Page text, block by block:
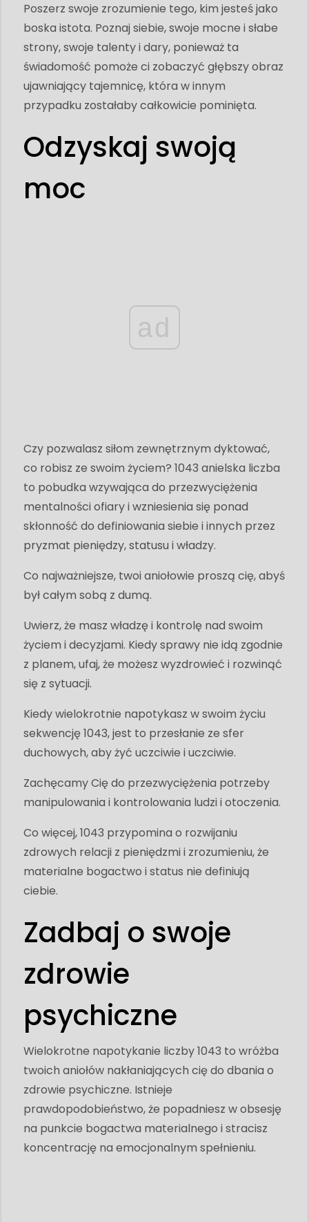
Poszerz swoje zrozumienie tego, kim jesteś jako
boska istota. Poznaj siebie, swoje mocne i słabe
strony, swoje talenty i dary, ponieważ ta
świadomość pomoże ci zobaczyć głębszy obraz
ujawniający tajemnicę, która w innym
przypadku zostałaby całkowicie pominięta.
Odzyskaj swoją
moc
ad
Czy pozwalasz siłom zewnętrznym dyktować,
co robisz ze swoim życiem? 1043 anielska liczba
to pobudka wzywająca do przezwyciężenia
mentalności ofiary i wzniesienia się ponad
skłonność do definiowania siebie i innych przez
pryzmat pieniędzy, statusu i władzy.
Co najważniejsze, twoi aniołowie proszą cię, abyś
był całym sobą z dumą.
Uwierz, że masz władzę i kontrolę nad swoim
życiem i decyzjami. Kiedy sprawy nie idą zgodnie
z planem, ufaj, że możesz wyzdrowieć i rozwinąć
się z sytuacji.
Kiedy wielokrotnie napotykasz w swoim życiu
sekwencję 1043, jest to przesłanie ze sfer
duchowych, aby żyć uczciwie i uczciwie.
Zachęcamy Cię do przezwyciężenia potrzeby
manipulowania i kontrolowania ludzi i otoczenia.
Co więcej, 1043 przypomina o rozwijaniu
zdrowych relacji z pieniędzmi i zrozumieniu, że
materialne bogactwo i status nie definiują
ciebie.
Zadbaj o swoje
zdrowie
psychiczne
Wielokrotne napotykanie liczby 1043 to wróżba
twoich aniołów nakłaniających cię do dbania o
zdrowie psychiczne. Istnieje
prawdopodobieństwo, że popadniesz w obsesję
na punkcie bogactwa materialnego i stracisz
koncentrację na emocjonalnym spełnieniu.